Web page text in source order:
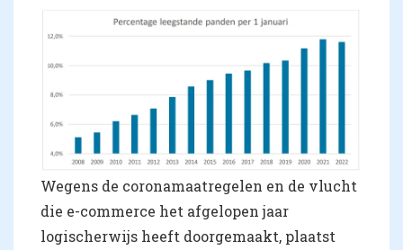
Wegens de coronamaatregelen en de vlucht
die e-commerce het afgelopen jaar
logischerwijs heeft doorgemaakt, plaatst